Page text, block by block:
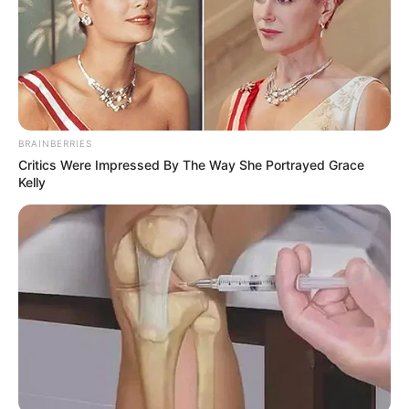
Οι δρόμοι και τα σοκάκια είχαν χαθεί, με
μόνο μικρούς σωρούς να υποδηλώνουν την
ύπαρξη τους.
Ο δρόμος είχε εξαφανιστεί κάτω από ένα παχύ στρώμα
χιονιού, μεταμορφώνοντας το τοπίο σε μια απόκοσμη,
παγωμένη ησυχία τον χειμώνα του 2017
Περισσότερα νέα από την Εύβοια
Η δίδυμη παραλία-έκπληξη της Εύβοιας: Μια
λωρίδα άμμου με θάλασσα και στις δύο
BRAINBERRIES
Critics Were Impressed By The Way She Portrayed Grace
Kelly